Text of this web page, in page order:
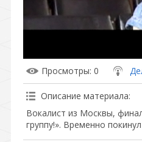
Просмотры: 0
Описание материала:
Вокалист из Москвы,
группу!». Временно